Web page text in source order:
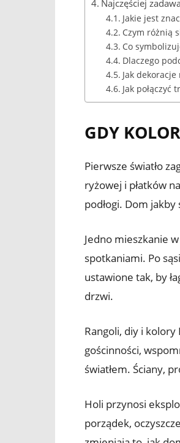
Najczęściej
Jakie jest
Czym różnią
Co
Dlaczego
Jak
Jak
GDY
Pierwsze światło
ryżowej i płatków
podłogi. Dom
Jedno mieszkanie
spotkaniami. Po
ustawione tak, by
drzwi.
Rangoli, diy i
gościnności,
światłem. Ściany,
Holi przynosi
porządek,